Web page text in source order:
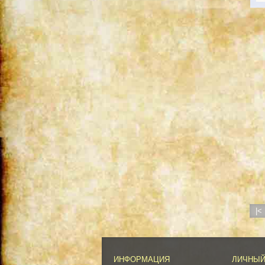
|<
ИНФОРМАЦИЯ